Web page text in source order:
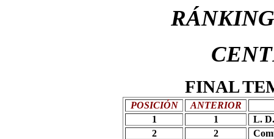
FINAL
POSICIÓN ANTERIOR
1
1 L.
2
2